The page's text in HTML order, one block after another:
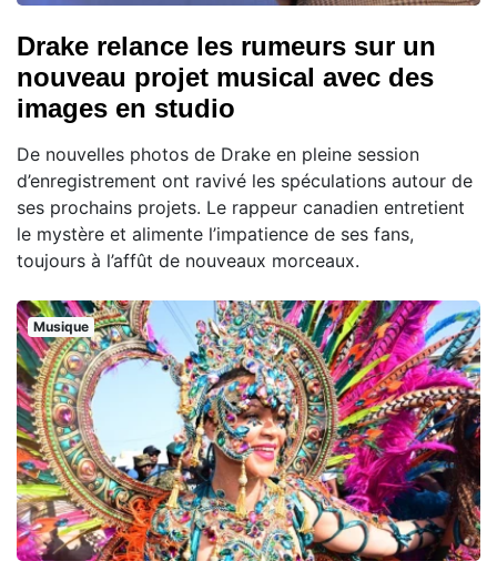
Drake relance les rumeurs sur un
nouveau projet musical avec des
images en studio
De nouvelles photos de Drake en pleine session
d’enregistrement ont ravivé les spéculations autour de
ses prochains projets. Le rappeur canadien entretient
le mystère et alimente l’impatience de ses fans,
toujours à l’affût de nouveaux morceaux.
Musique